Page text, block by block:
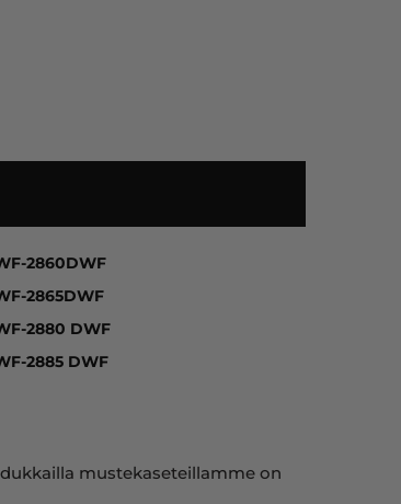
EXPRESSION HOME XP-5115,
2860DWF
2865DWF
2880 DWF
2885 DWF
mustekaseteillamme on